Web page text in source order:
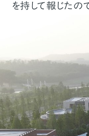
を持して報じたの